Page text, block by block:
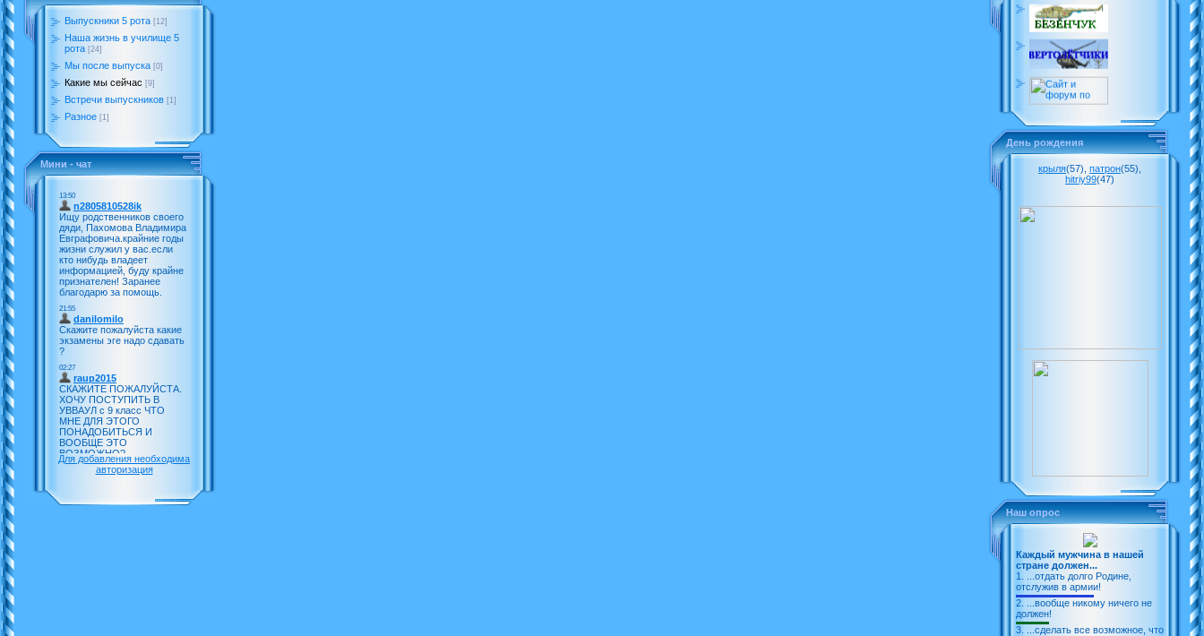
Выпускники 5 рота [12]
Наша жизнь в училище 5
рота [24]
Мы после выпуска [0]
Какие мы сейчас [9]
Встречи выпускников [1]
Разное [1]
Мини - чат
Для добавления необходима
авторизация
Avia.ru
День рождения
крыля(57) патрон(55)
hitriy99(47)
Наш опрос
Каждый мужчина в нашей
стране должен...
1.
...отдать долго Родине,
отслужив в армии!
2.
...вообще никому ничего не
должен!
3.
...сделать все возможное, что